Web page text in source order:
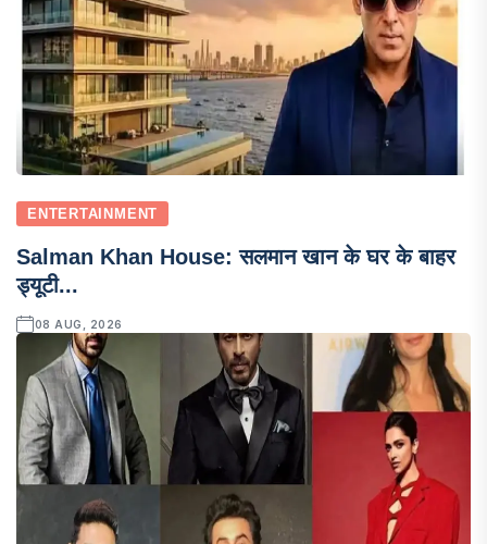
ENTERTAINMENT
Salman Khan House: सलमान खान के घर के बाहर
ड्यूटी...
08 AUG, 2026